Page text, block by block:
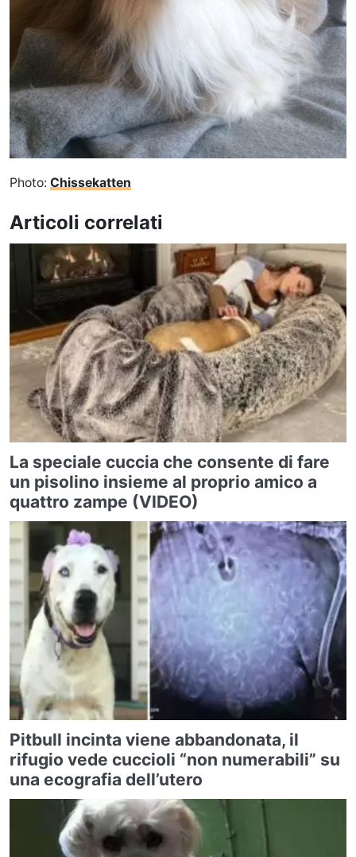
Photo: Chissekatten
Articoli correlati
La speciale cuccia che consente di fare
un pisolino insieme al proprio amico a
quattro zampe (VIDEO)
Pitbull incinta viene abbandonata, il
rifugio vede cuccioli “non numerabili” su
una ecografia dell’utero